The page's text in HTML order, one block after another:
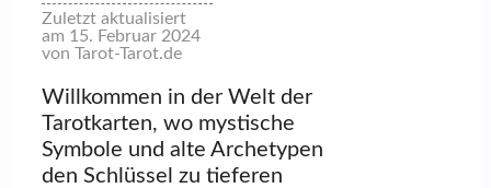
Zuletzt aktualisiert
am 15. Februar 2024
von Tarot-Tarot.de
Willkommen in der Welt der
Tarotkarten, wo mystische
Symbole und alte Archetypen
den Schlüssel zu tieferen